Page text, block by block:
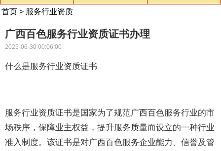
首页 > 服务行业资质
广西百色服务行业资质证书办理
2025-06-30 00:06:00
什么是服务行业资质证书
服务行业资质证书是国家为了规范广西百色服务行业的市
场秩序，保障业主权益，提升服务质量而设立的一种行业
准入制度。该证书是对广西百色服务企业能力、信誉及管